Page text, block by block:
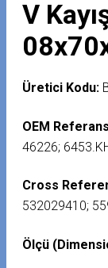
V
Üretici Kodu:
OEM
46226;
Cross
532029410;
Ölçü